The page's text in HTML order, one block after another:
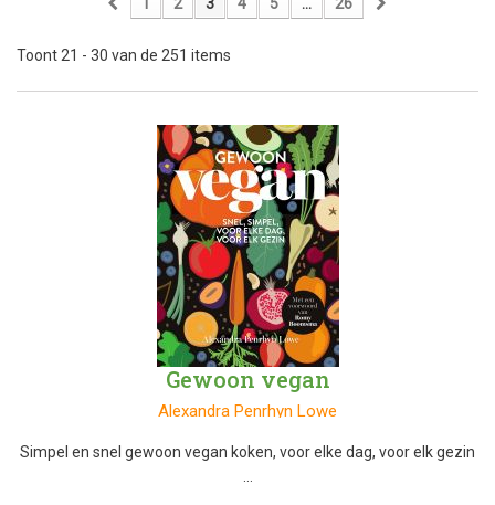
Toont 21 - 30 van de 251 items
Gewoon vegan
Alexandra Penrhyn Lowe
Simpel en snel gewoon vegan koken, voor elke dag, voor elk gezin